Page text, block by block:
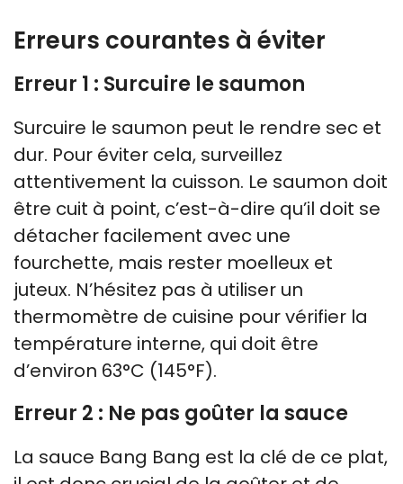
Erreurs courantes à éviter
Erreur 1 : Surcuire le saumon
Surcuire le saumon peut le rendre sec et
dur. Pour éviter cela, surveillez
attentivement la cuisson. Le saumon doit
être cuit à point, c’est-à-dire qu’il doit se
détacher facilement avec une
fourchette, mais rester moelleux et
juteux. N’hésitez pas à utiliser un
thermomètre de cuisine pour vérifier la
température interne, qui doit être
d’environ 63°C (145°F).
Erreur 2 : Ne pas goûter la sauce
La sauce Bang Bang est la clé de ce plat,